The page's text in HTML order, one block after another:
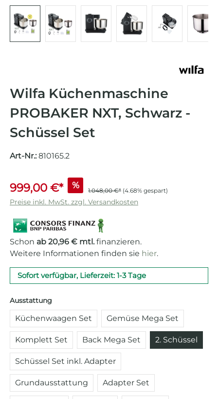
Wilfa Küchenmaschine
PROBAKER NXT, Schwarz -
Schüssel Set
Art-Nr.: 810165.2
999,00 €* % 1.048,00 €* (4.68% gespart)
Preise inkl. MwSt. zzgl. Versandkosten
Schon ab 20,96 € mtl. finanzieren.
Weitere Informationen finden sie hier.
Sofort verfügbar, Lieferzeit: 1-3 Tage
Ausstattung
Küchenwaagen Set Gemüse Mega Set
Komplett Set Back Mega Set 2. Schüssel
Schüssel Set inkl. Adapter
Grundausstattung Adapter Set